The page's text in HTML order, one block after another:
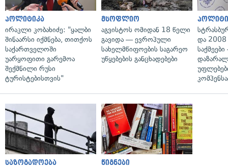
პოლიტიკა
ირაკლი კობახიძე: "ყალბი
შინაარსი იქმნება, თითქოს
საქართველოში
უარყოფითი გარემოა
შექმნილი რუსი
ტურისტებისთვის"
მსოფლიო
აგვისტოს ომიდან 18 წელი
გავიდა — ევროპული
სახელმწიფოების საგარეო
უწყებების განცხადებები
და 2008
საზოგადოება წიგნები